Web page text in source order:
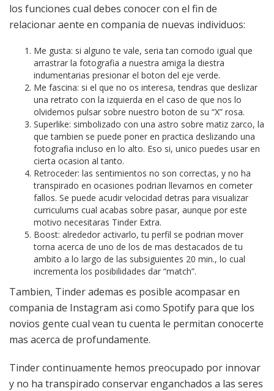
los funciones cual debes conocer con el fin de
relacionar aente en compania de nuevas individuos:
Me gusta: si alguno te vale, seria tan comodo igual que
arrastrar la fotografia a nuestra amiga la diestra
indumentarias presionar el boton del eje verde.
Me fascina: si el que no os interesa, tendras que deslizar
una retrato con la izquierda en el caso de que nos lo
olvidemos pulsar sobre nuestro boton de su “X” rosa.
Superlike: simbolizado con una astro sobre matiz zarco, la
que tambien se puede poner en practica deslizando una
fotografia incluso en lo alto. Eso si, unico puedes usar en
cierta ocasion al tanto.
Retroceder: las sentimientos no son correctas, y no ha
transpirado en ocasiones podrian llevarnos en cometer
fallos. Se puede acudir velocidad detras para visualizar
curriculums cual acabas sobre pasar, aunque por este
motivo necesitaras Tinder Extra.
Boost: alrededor activarlo, tu perfil se podrian mover
torna acerca de uno de los de mas destacados de tu
ambito a lo largo de las subsiguientes 20 min., lo cual
incrementa los posibilidades dar “match”.
Tambien, Tinder ademas es posible acompasar en
compania de Instagram asi como Spotify para que los
novios gente cual vean tu cuenta le permitan conocerte
mas acerca de profundamente.
Tinder continuamente hemos preocupado por innovar
y no ha transpirado conservar enganchados a las seres